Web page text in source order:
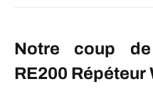
Notre coup
RE200 Répéteur